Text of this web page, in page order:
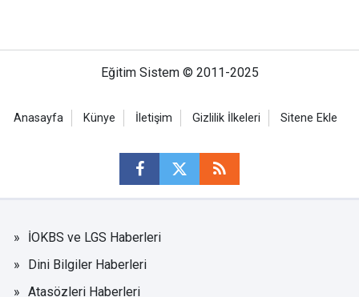
Eğitim Sistem © 2011-2025
Anasayfa Künye İletişim Gizlilik İlkeleri Sitene Ekle
İOKBS ve LGS Haberleri
Dini Bilgiler Haberleri
Atasözleri Haberleri